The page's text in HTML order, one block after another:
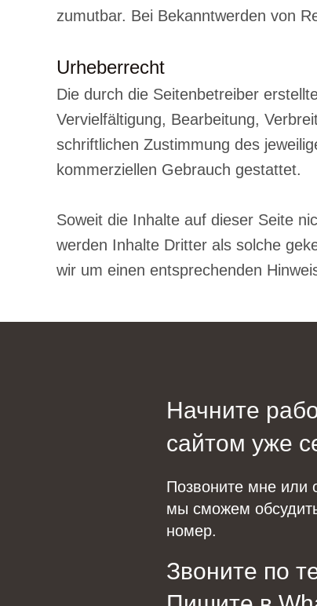
zumutbar. Bei Bekanntwerden von
Urheberrecht
Die durch die Seitenbetreiber
Vervielfältigung, Bearbeitung,
schriftlichen Zustimmung des
kommerziellen Gebrauch gestattet.
Soweit die Inhalte auf dieser Seite
werden Inhalte Dritter als solche
wir um einen entsprechenden
Начните
сайтом уже
Позвоните мне или
мы сможем
номер.
Звоните по